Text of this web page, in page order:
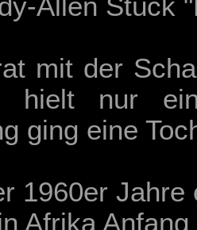
mit der
hielt nur
ging eine
1960er Jahre
Afrika